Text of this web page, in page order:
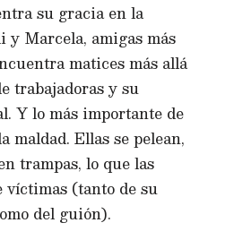
su gracia en la
Marcela, amigas más
matices más allá
trabajadoras y su
Y lo más importante de
maldad. Ellas se pelean,
trampas, lo que las
(tanto de su
del guión).